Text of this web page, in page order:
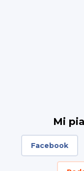
Mi
Facebook